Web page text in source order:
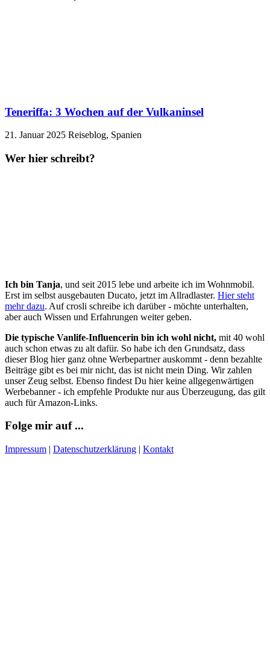
Teneriffa: 3 Wochen auf der Vulkaninsel
21. Januar 2025 Reiseblog, Spanien
Wer hier schreibt?
Ich bin Tanja, und seit 2015 lebe und arbeite ich im Wohnmobil.
Erst im selbst ausgebauten Ducato, jetzt im Allradlaster. Hier steht
mehr dazu. Auf crosli schreibe ich darüber - möchte unterhalten,
aber auch Wissen und Erfahrungen weiter geben.
Die typische Vanlife-Influencerin bin ich wohl nicht, mit 40 wohl
auch schon etwas zu alt dafür. So habe ich den Grundsatz, dass
dieser Blog hier ganz ohne Werbepartner auskommt - denn bezahlte
Beiträge gibt es bei mir nicht, das ist nicht mein Ding. Wir zahlen
unser Zeug selbst. Ebenso findest Du hier keine allgegenwärtigen
Werbebanner - ich empfehle Produkte nur aus Überzeugung, das gilt
auch für Amazon-Links.
Folge mir auf ...
Impressum | Datenschutzerklärung | Kontakt